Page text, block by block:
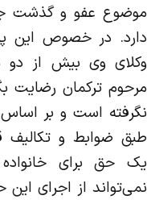
موضوع عفو و گذشت
دارد. در خصوص این
وکلای وی بیش از دو
مرحوم ترکمان رضایت
نگرفته است و بر
طبق ضوابط و
یک حق برای
نمی‌تواند از اجرای